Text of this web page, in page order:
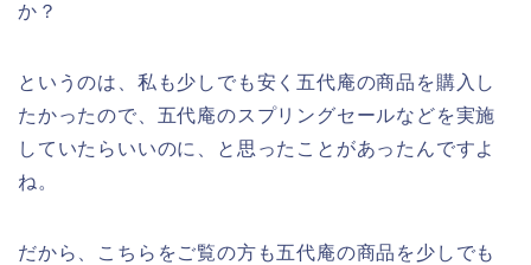
か？
というのは、私も少しでも安く五代庵の商品を購入し
たかったので、五代庵のスプリングセールなどを実施
していたらいいのに、と思ったことがあったんですよ
ね。
だから、こちらをご覧の方も五代庵の商品を少しでも